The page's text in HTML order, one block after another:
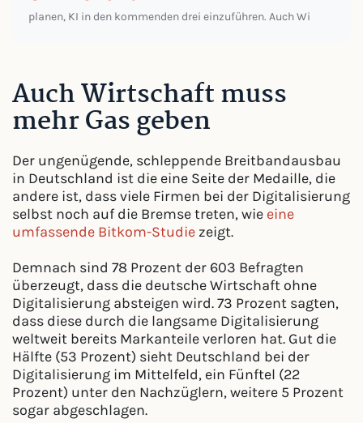
planen, KI in den kommenden drei einzuführen. Auch Wi
Auch Wirtschaft muss
mehr Gas geben
Der ungenügende, schleppende Breitbandausbau
in Deutschland ist die eine Seite der Medaille, die
andere ist, dass viele Firmen bei der Digitalisierung
selbst noch auf die Bremse treten, wie eine
umfassende Bitkom-Studie zeigt.
Demnach sind 78 Prozent der 603 Befragten
überzeugt, dass die deutsche Wirtschaft ohne
Digitalisierung absteigen wird. 73 Prozent sagten,
dass diese durch die langsame Digitalisierung
weltweit bereits Markanteile verloren hat. Gut die
Hälfte (53 Prozent) sieht Deutschland bei der
Digitalisierung im Mittelfeld, ein Fünftel (22
Prozent) unter den Nachzüglern, weitere 5 Prozent
sogar abgeschlagen.